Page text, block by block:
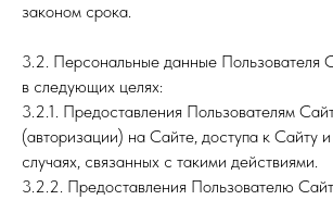
законом срока.
3.2. Персональные данные Пользователя
в следующих целях:
3.2.1. Предоставления Пользователям
(авторизации) на Сайте, доступа к Сайту
случаях, связанных с такими действиями.
3.2.2. Предоставления Пользователю